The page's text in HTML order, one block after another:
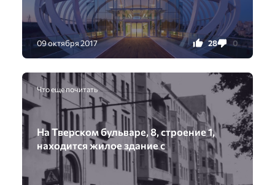
09 октября 2017 28 0
Что еще почитать
На Тверском бульваре, 8, строение 1,
находится жилое здание с